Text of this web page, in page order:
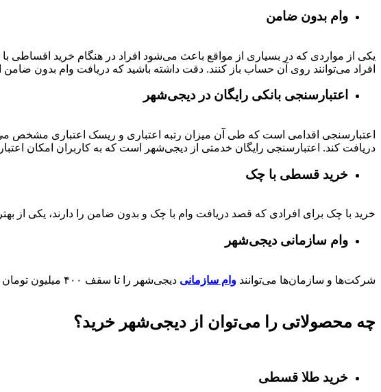
وام بدون ضامن
یکی از مواردی که در بسیاری از مواقع باعث می‌شود افراد در هنگام خرید اقساطی
افراد می‌توانند روی آن حساب باز کنند. دقت داشته باشید که دریافت وام بدون ضامن
اعتبارسنجی بانکی رایگان در دیجی‌شهر
اعتبارسنجی اقدامی است که طی آن میزان رتبه اعتباری و ریسک اعتباری مشخص
دریافت کند. اعتبارسنجی رایگان خدمتی از دیجی‌شهر است که به کاربران امکان
خرید قسطی با چک
خرید با چک برای افرادی که قصد دریافت وام با چک و بدون ضامن را دارند، یکی از
وام سازمانی دیجی‌شهر
شرکت‌ها و سازمان‌ها می‌توانند وام سازمانی دیجی‌شهر را تا سقف ۴۰۰ میلیون
چه محصولاتی را می‌توان از دیجی‌شهر خرید؟
خرید طلا قسطی